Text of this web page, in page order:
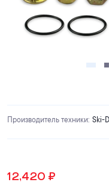
Производитель техники: Ski-
12,420 ₽